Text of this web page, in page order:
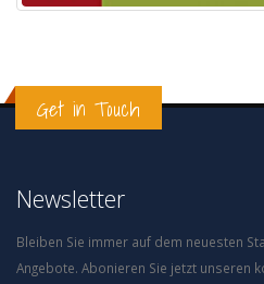
Get in Touch
Newsletter
Bleiben Sie immer auf dem neuesten
Angebote. Abonieren Sie jetzt unseren